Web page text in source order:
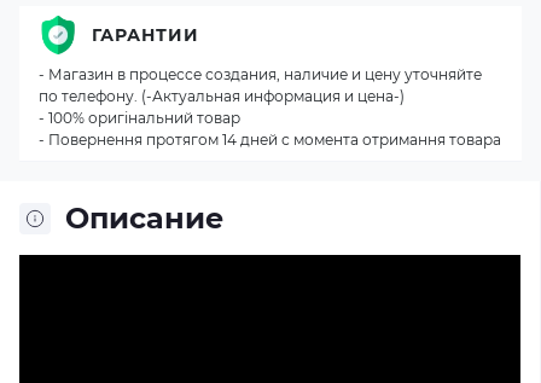
Описание
ГАРАНТИИ
- Магазин в процессе создания, наличие и цену уточняйте
по телефону. (-Актуальная информация и цена-)
- 100% оригінальний товар
- Повернення протягом 14 дней с момента отримання товара